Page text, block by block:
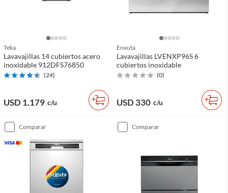
Teka
Lavavajillas 14 cubiertos acero
inoxidable 912DFS76850
(24)
USD 1.179 c/u
Enxuta
Lavavajillas LVENXP96S 6
cubiertos inoxidable
(0)
USD 330 c/u
comparar comparar